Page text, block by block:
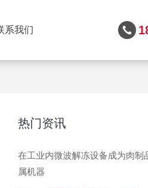
系我们
热门资讯
在工业内微波解冻设备成为肉制
属机器